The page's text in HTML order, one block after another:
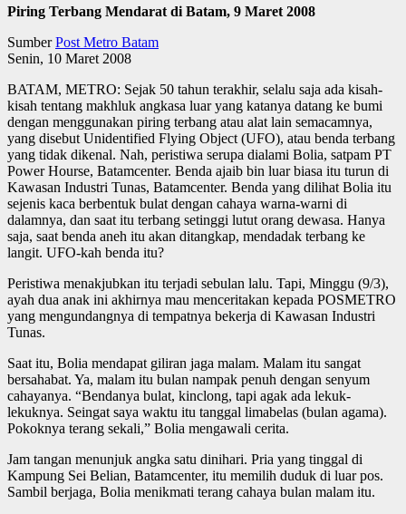
Piring Terbang Mendarat di Batam, 9 Maret 2008
SumberPost Metro Batam
Senin, 10 Maret 2008
BATAM, METRO: Sejak 50 tahun terakhir, selalu saja ada kisah-
kisah tentang makhluk angkasa luar yang katanya datang ke bumi
dengan menggunakan piring terbang atau alat lain semacamnya,
yang disebut Unidentified Flying Object (UFO), atau benda terbang
yang tidak dikenal. Nah, peristiwa serupa dialami Bolia, satpam PT
Power Hourse, Batamcenter. Benda ajaib bin luar biasa itu turun di
Kawasan Industri Tunas, Batamcenter. Benda yang dilihat Bolia itu
sejenis kaca berbentuk bulat dengan cahaya warna-warni di
dalamnya, dan saat itu terbang setinggi lutut orang dewasa. Hanya
saja, saat benda aneh itu akan ditangkap, mendadak terbang ke
langit. UFO-kah benda itu?
Peristiwa menakjubkan itu terjadi sebulan lalu. Tapi, Minggu (9/3),
ayah dua anak ini akhirnya mau menceritakan kepada POSMETRO
yang mengundangnya di tempatnya bekerja di Kawasan Industri
Tunas.
Saat itu, Bolia mendapat giliran jaga malam. Malam itu sangat
bersahabat. Ya, malam itu bulan nampak penuh dengan senyum
cahayanya. “Bendanya bulat, kinclong, tapi agak ada lekuk-
lekuknya. Seingat saya waktu itu tanggal limabelas (bulan agama).
Pokoknya terang sekali,” Bolia mengawali cerita.
Jam tangan menunjuk angka satu dinihari. Pria yang tinggal di
Kampung Sei Belian, Batamcenter, itu memilih duduk di luar pos.
Sambil berjaga, Bolia menikmati terang cahaya bulan malam itu.